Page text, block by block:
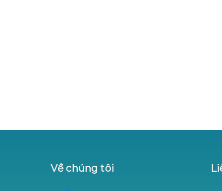
Về chúng tôi